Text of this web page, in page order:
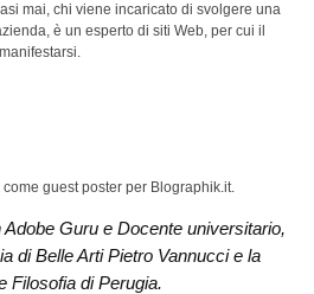
mai, chi viene incaricato di svolgere una
è un esperto di siti Web, per cui il
guest poster per Blographik.it.
Guru e Docente universitario,
di Belle Arti Pietro Vannucci e la
Filosofia di Perugia.